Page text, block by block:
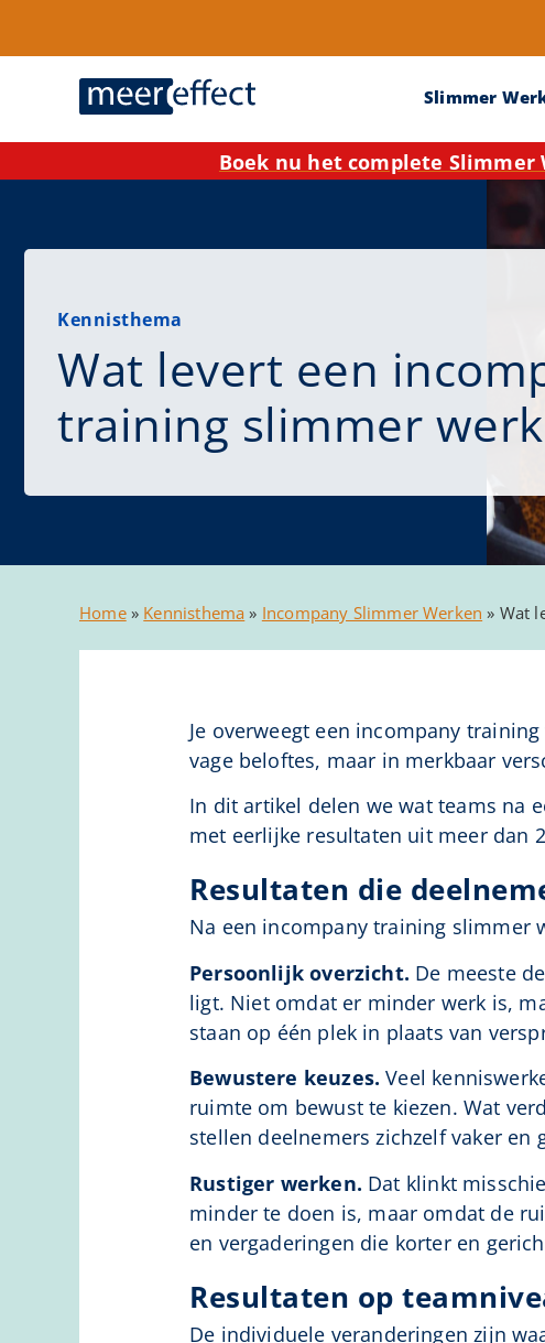
Slimmer
Boek nu het complete
Kennisthema
Wat levert een
training slimmer
Home» Kennisthema » Incompany Slimmer Werken » Wat
Je overweegt een incompany
vage beloftes, maar in merkbaar
In dit artikel delen we wat teams na
met eerlijke resultaten uit meer dan
Resultaten die
Na een incompany training slimmer
Persoonlijk overzicht. De meeste
ligt. Niet omdat er minder werk is,
staan op één plek in plaats van
Bewustere keuzes. Veel
ruimte om bewust te kiezen. Wat
stellen deelnemers zichzelf vaker en
Rustiger werken. Dat klinkt
minder te doen is, maar omdat de
en vergaderingen die korter en
Resultaten op
De individuele veranderingen zijn